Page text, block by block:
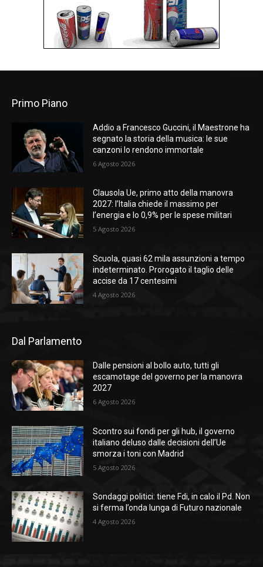
Primo Piano
Addio a Francesco Guccini, il Maestrone ha
segnato la storia della musica: le sue
canzoni lo rendono immortale
6 Agosto 2026
Clausola Ue, primo atto della manovra
2027: l’Italia chiede il massimo per
l’energia e lo 0,9% per le spese militari
5 Agosto 2026
Scuola, quasi 62 mila assunzioni a tempo
indeterminato. Prorogato il taglio delle
accise da 17 centesimi
4 Agosto 2026
Dal Parlamento
Dalle pensioni al bollo auto, tutti gli
escamotage del governo per la manovra
2027
6 Agosto 2026
Scontro sui fondi per gli hub, il governo
italiano deluso dalle decisioni dell’Ue
smorza i toni con Madrid
5 Agosto 2026
Sondaggi politici: tiene Fdi, in calo il Pd. Non
si ferma l’onda lunga di Futuro nazionale
4 Agosto 2026